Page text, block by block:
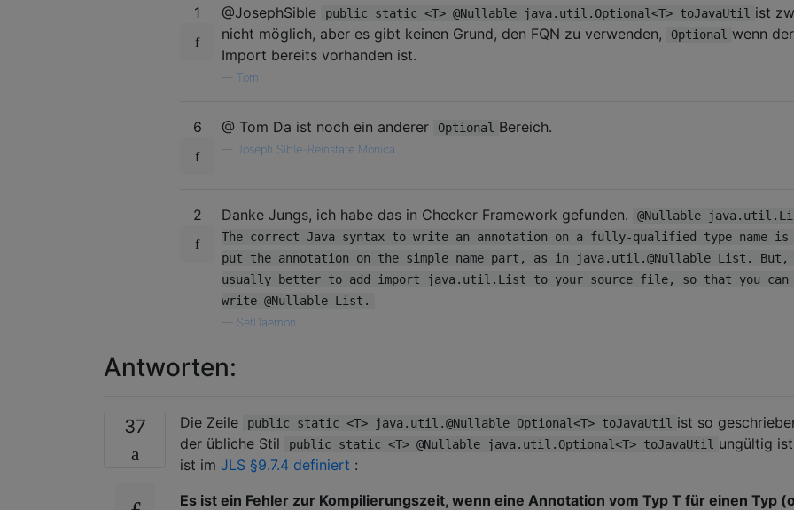
1 @JosephSible public static <T> @Nullable java.util.Optional<T> toJavaUtil ist
nicht möglich, aber es gibt keinen Grund, den FQN zu verwenden,
Optional wenn der
Import bereits vorhanden ist.
Tom
6 @ Tom Da ist noch ein anderer Optional Bereich.
Joseph Sible-Reinstate Monica
2 Danke Jungs, ich habe das in Checker Framework gefunden.
@Nullable
The correct Java syntax to write an annotation on a fully-qualified type name
put the annotation on the simple name part, as in java.util.@Nullable List.
usually better to add import java.util.List to your source file, so that you
write @Nullable List.
SetDaemon
Antworten:
37 Die Zeile public static <T> java.util.@Nullable Optional<T> toJavaUtil ist so
der übliche Stil
public static <T> @Nullable java.util.Optional<T> toJavaUtil ungültig
ist im JLS §9.7.4 definiert :
Es ist ein Fehler zur Kompilierungszeit, wenn eine Annotation vom Typ T für einen Typ